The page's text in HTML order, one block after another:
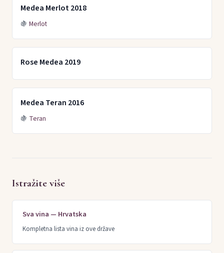
Medea Merlot 2018
🍇 Merlot
Rose Medea 2019
Medea Teran 2016
🍇 Teran
Istražite više
Sva vina — Hrvatska
Kompletna lista vina iz ove države